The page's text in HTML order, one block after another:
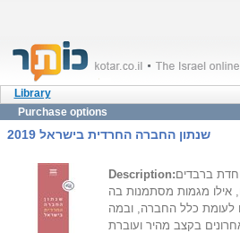
Library
Purchase options
שנתון החברה החרדית בישראל 2019
Description:ברבדים
אילו מגמות מסתמנות בה
לעומת כלל החברה, ובמה
בקצב מהיר ועוברת